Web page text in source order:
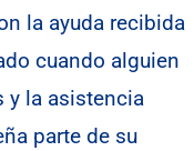
la ayuda recibida
cuando alguien
y la asistencia
parte de su